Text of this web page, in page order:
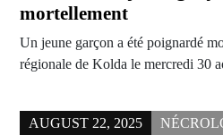
mortellement
Un jeune garçon a été poignardé
régionale de Kolda le mercredi 30
AUGUST 22, 2025